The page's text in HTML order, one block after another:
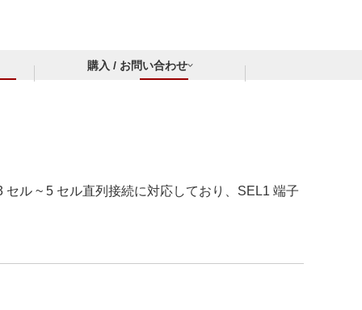
購入 / お問い合わせ
ル ~ 5 セル直列接続に対応しており、SEL1 端子